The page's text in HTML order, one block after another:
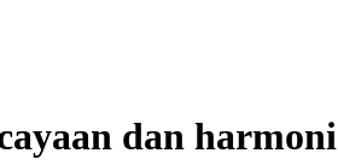
dan harmoni